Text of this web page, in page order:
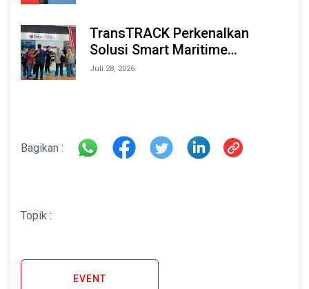
TransTRACK Perkenalkan
Solusi Smart Maritime
Monitoring Berbasis AI dan IoT
Juli 28, 2026
Bagikan :
Topik :
EVENT